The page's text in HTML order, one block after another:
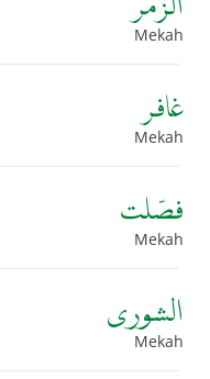
Mekah
غافر
Mekah
فصّلت
Mekah
الشورى
Mekah